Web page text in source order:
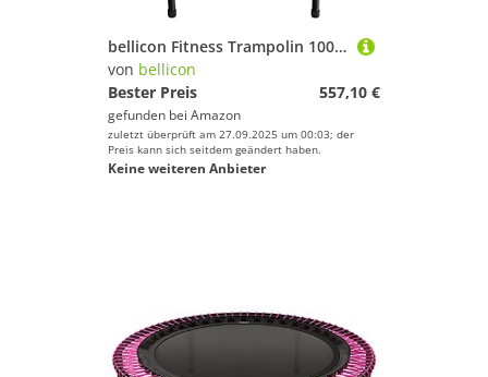
bellicon Fitness Trampolin 100cm (Pink) |Praktische Klappbeine & Seilring-Federung bis 150kg (Extra Stark) | Dreiteiliger Rahmen | Made in Germany
von bellicon
Bester Preis
557,10 €
gefunden bei Amazon
zuletzt überprüft am 27.09.2025 um 00:03; der
Preis kann sich seitdem geändert haben.
Keine weiteren Anbieter